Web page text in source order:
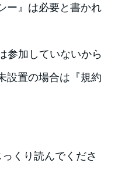
ー』は必要と書かれ
参加していないから
設置の場合は『規約
っくり読んでくださ